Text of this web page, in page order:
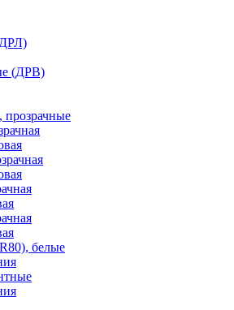
(ДРВ)
прозрачные
белые